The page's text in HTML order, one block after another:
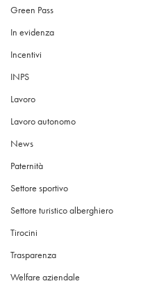
Green Pass
In evidenza
Incentivi
INPS
Lavoro
Lavoro autonomo
News
Paternità
Settore sportivo
Settore turistico alberghiero
Tirocini
Trasparenza
Welfare aziendale